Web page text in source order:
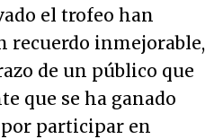
el trofeo han
recuerdo inmejorable,
de un público que
que se ha ganado
participar en